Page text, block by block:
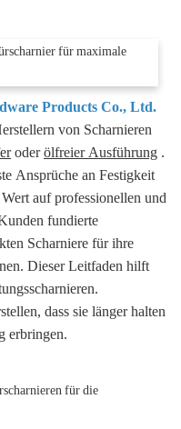
Products Co., Ltd.
von Scharnieren
oderölfreier Ausführung .
Ansprüche an Festigkeit
auf professionellen und
fundierte
Scharniere für ihre
Dieser Leitfaden hilft
dass sie länger halten
erbringen.
für die